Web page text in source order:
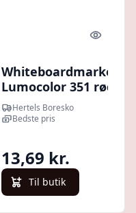
Quick
Whiteboardmarker
Lumocolor 351 rød
2 mm
Hertels Boresko
Bedste pris
13,69 kr.
Til butik